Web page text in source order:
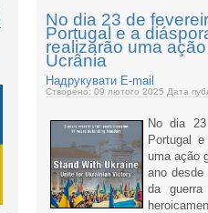
No dia 23 de
Portugal e a
realizarão uma
Ucrânia
Надрукувати E-mail
Створено: 09 лютого 2025 Дата
No dia
Portugal
uma ação
ano
da